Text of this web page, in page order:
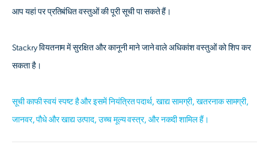
आप यहां पर प्रतिबंधित वस्तुओं की पूरी सूची पा सकते हैं।
Stackry वियतनाम में सुरक्षित और कानूनी माने जाने वाले अधिकांश वस्तुओं को शिप कर
सकता है।
सूची काफी स्वयं स्पष्ट है और इसमें नियंत्रित पदार्थ, खाद्य सामग्री, खतरनाक सामग्री,
जानवर, पौधे और खाद्य उत्पाद, उच्च मूल्य वस्त्र, और नकदी शामिल हैं।